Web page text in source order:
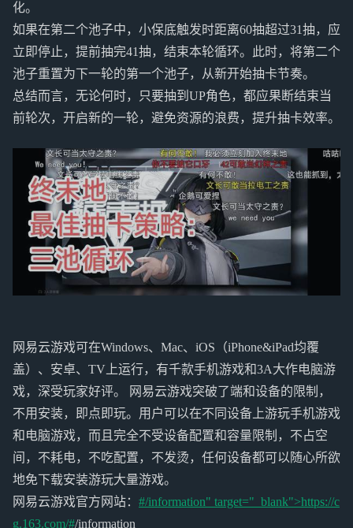
化。
如果在第二个池子中，小保底触发时距离60抽超过31抽，应
立即停止，提前抽完41抽，结束本轮循环。此时，将第二个
池子重置为下一轮的第一个池子，从新开始抽卡节奏。
总结而言，无论何时，只要抽到UP角色，都应果断结束当
前轮次，开启新的一轮，避免资源的浪费，提升抽卡效率。
网易云游戏可在Windows、Mac、iOS（iPhone&iPad均覆
盖）、安卓、TV上运行，有千款手机游戏和3A大作电脑游
戏，深受玩家好评。 网易云游戏突破了端和设备的限制，
不用安装，即点即玩。用户可以在不同设备上游玩手机游戏
和电脑游戏，而且完全不受设备配置和容量限制，不占空
间，不耗电，不吃配置，不发烫，任何设备都可以随心所欲
地免下载安装游玩大量游戏。
网易云游戏官方网站： #/information" target="_blank">https://c
g.163.com/#/information